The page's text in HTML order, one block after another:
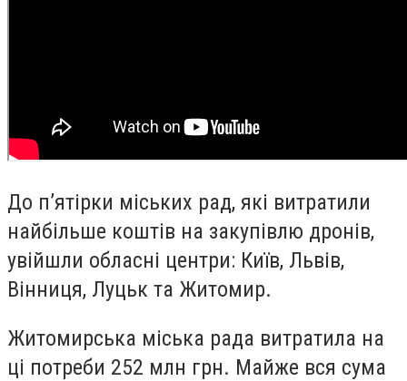
До п’ятірки міських рад, які витратили
найбільше коштів на закупівлю дронів,
увійшли обласні центри: Київ, Львів,
Вінниця, Луцьк та Житомир.
Житомирська міська рада витратила на
ці потреби 252 млн грн. Майже вся сума